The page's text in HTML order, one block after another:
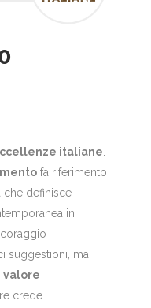
italiane
fa riferimento
che definisce
in
, coraggio
suggestioni, ma
valore
crede.